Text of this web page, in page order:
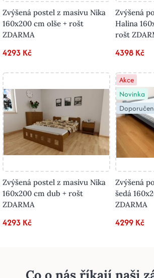
Zvýšená postel z masivu Nika
160x200 cm olše + rošt
ZDARMA
4293 Kč
Zvýšená
Halina
rošt
4398 Kč
Zvýšená postel z masivu Nika
160x200 cm dub + rošt
ZDARMA
4293 Kč
Akce
Novinka
Zvýšená
šedá
ZDARMA
4299 Kč